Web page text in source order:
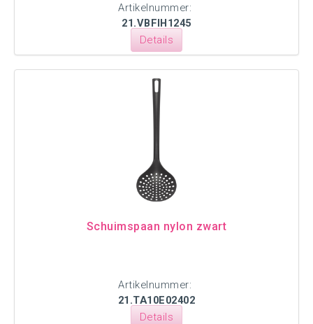
Artikelnummer:
21.VBFIH1245
Details
Schuimspaan nylon zwart
Artikelnummer:
21.TA10E02402
Details